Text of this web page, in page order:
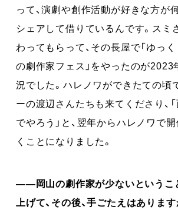
って、演劇や創作活動が好きな方が
シェアして借りているんです。スミ
わってもらって、その長屋で「ゆっ
の劇作家フェス」をやったのが2023
況でした。ハレノワができたての頃
ーの渡辺さんたちも来てくださり、
でやろう」と、翌年からハレノワで
くことになりました。
――岡山の劇作家が少ないというこ
上げて、その後、手ごたえはあります